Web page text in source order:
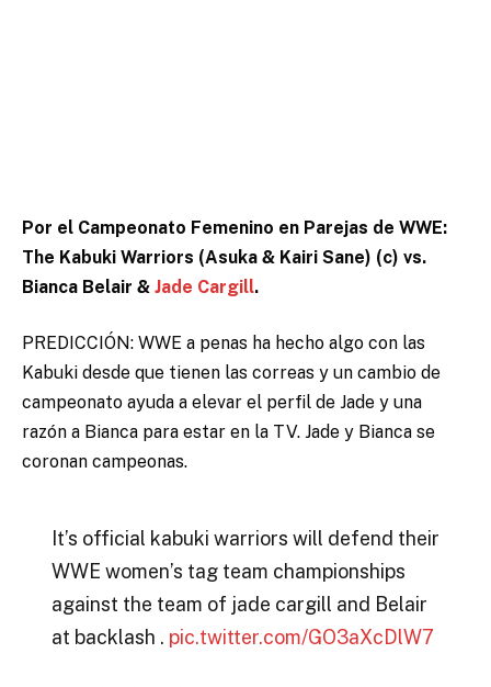
Por el Campeonato Femenino en Parejas de WWE:
The Kabuki Warriors (Asuka & Kairi Sane) (c) vs.
Bianca Belair & Jade Cargill.
PREDICCIÓN: WWE a penas ha hecho algo con las
Kabuki desde que tienen las correas y un cambio de
campeonato ayuda a elevar el perfil de Jade y una
razón a Bianca para estar en la TV. Jade y Bianca se
coronan campeonas.
It’s official kabuki warriors will defend their
WWE women’s tag team championships
against the team of jade cargill and Belair
at backlash . pic.twitter.com/GO3aXcDlW7